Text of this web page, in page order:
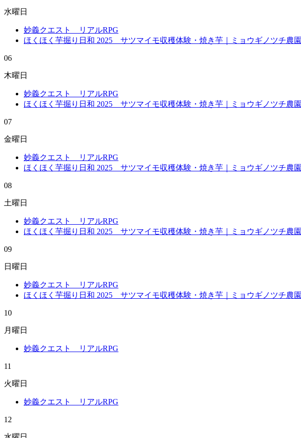
水曜日
妙義クエスト リアルRPG
ほくほく芋掘り日和 2025 サツマイモ収穫体験・焼き芋｜ミョウギノツチ農園
06
木曜日
妙義クエスト リアルRPG
ほくほく芋掘り日和 2025 サツマイモ収穫体験・焼き芋｜ミョウギノツチ農園
07
金曜日
妙義クエスト リアルRPG
ほくほく芋掘り日和 2025 サツマイモ収穫体験・焼き芋｜ミョウギノツチ農園
08
土曜日
妙義クエスト リアルRPG
ほくほく芋掘り日和 2025 サツマイモ収穫体験・焼き芋｜ミョウギノツチ農園
09
日曜日
妙義クエスト リアルRPG
ほくほく芋掘り日和 2025 サツマイモ収穫体験・焼き芋｜ミョウギノツチ農園
10
月曜日
妙義クエスト リアルRPG
11
火曜日
妙義クエスト リアルRPG
12